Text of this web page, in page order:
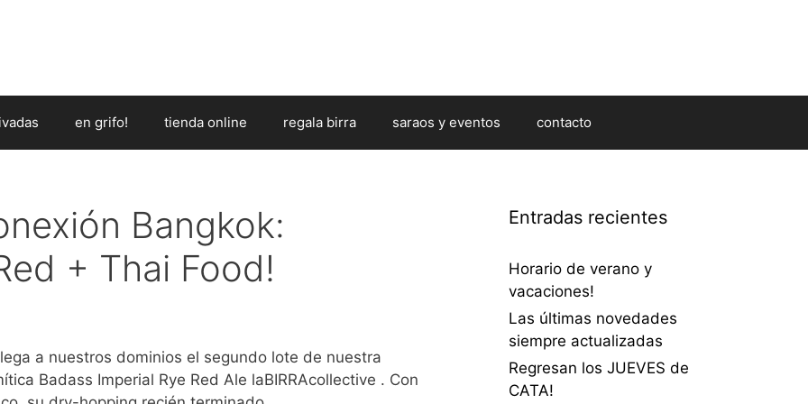
en grifo! tienda online regala birra saraos y eventos contacto
Bangkok:
+ Thai Food!
a nuestros dominios el segundo lote de nuestra
Badass Imperial Rye Red Ale laBIRRAcollective . Con
Entradas recientes
Horario de verano y
vacaciones!
Las últimas novedades
siempre actualizadas
Regresan los JUEVES de
CATA!